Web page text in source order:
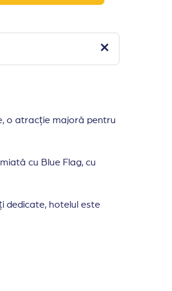
o atracție majoră pentru
cu Blue Flag, cu
dedicate, hotelul este